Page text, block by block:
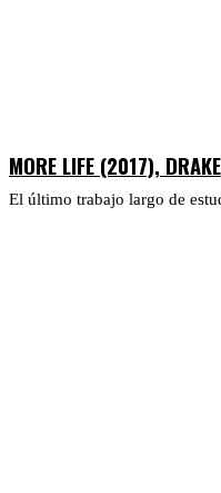
MORE LIFE (2017), DRAKE
El último trabajo largo de